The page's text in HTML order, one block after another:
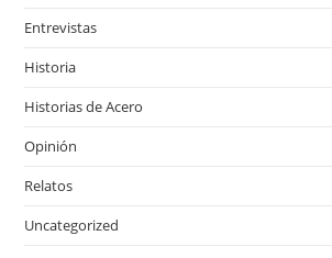
Entrevistas
Historia
Historias de Acero
Opinión
Relatos
Uncategorized